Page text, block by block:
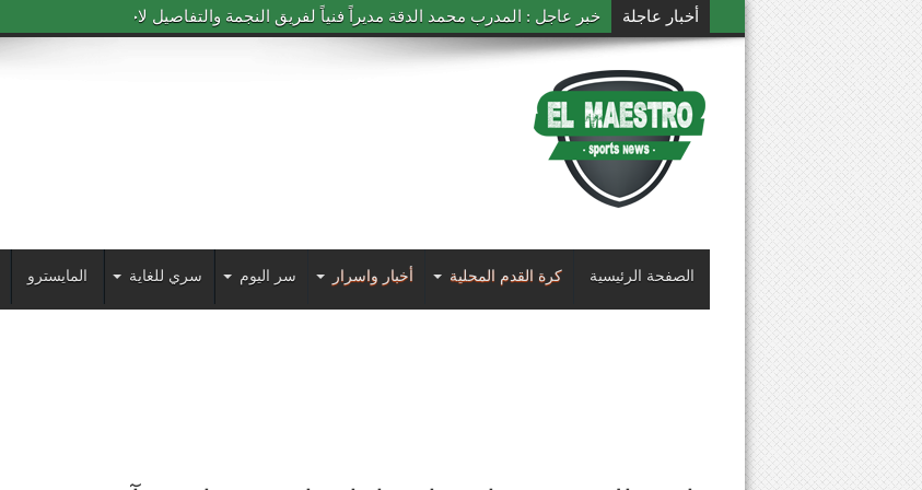
أخبار عاجلة خبر عاجل : المدرب محمد الدقة مديراً فنياً لفريق النجمة والتفاصيل لاحقاً
الصفحة الرئيسية كرة القدم المحلية أخبار واسرار سر اليوم سري للغاية المايسترو